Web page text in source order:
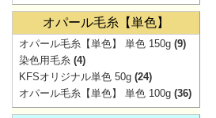
オパール毛糸【単色】
オパール毛糸【単色】 単色 150g (9)
染色用毛糸 (4)
KFSオリジナル単色 50g (24)
オパール毛糸【単色】 単色 100g (36)